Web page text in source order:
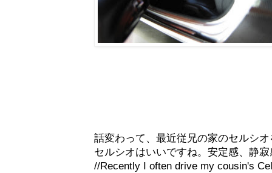
話変わって、最近従兄の家のセルシ
セルシオはいいですね。安定感、静
//Recently I often drive my cousin's